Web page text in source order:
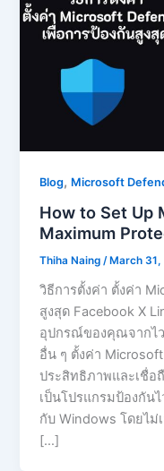
Blog, Microsoft
How to Set Up
Maximum
Thiha Naing/ March 31,
วิธีการตั้งค่า ตั้งค่า
สูงสุด Facebook X
อุปกรณ์ของคุณจากไ
อื่น ๆ ตั้งค่า
ประสิทธิภาพและเชื่อ
เป็นโปรแกรมป้องกัน
กับ Windows โดยไม่
[…]